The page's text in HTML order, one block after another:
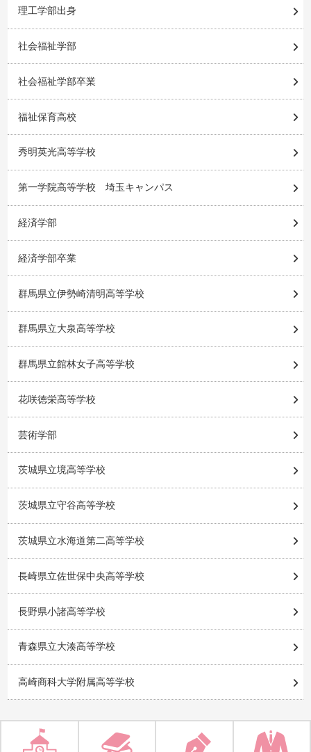
理工学部出身
社会福祉学部
社会福祉学部卒業
福祉保育高校
秀明英光高等学校
第一学院高等学校 埼玉キャンパス
経済学部
経済学部卒業
群馬県立伊勢崎清明高等学校
群馬県立大泉高等学校
群馬県立館林女子高等学校
花咲徳栄高等学校
芸術学部
茨城県立境高等学校
茨城県立守谷高等学校
茨城県立水海道第二高等学校
長崎県立佐世保中央高等学校
長野県小諸高等学校
青森県立大湊高等学校
高崎商科大学附属高等学校